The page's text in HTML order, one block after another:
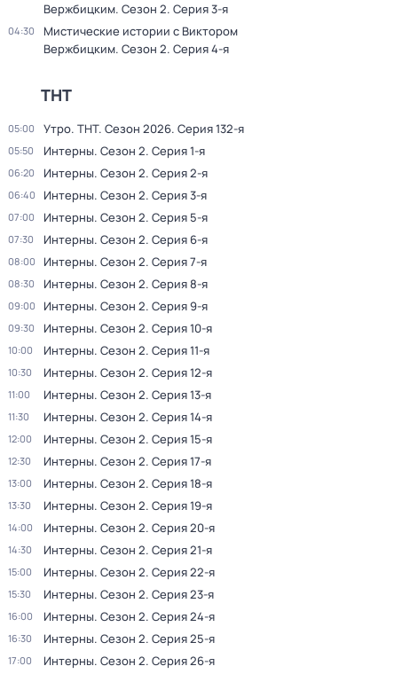
Вержбицким. Сезон 2. Серия 3-я
04:30
Мистические истории с Виктором
Вержбицким. Сезон 2. Серия 4-я
ТНТ
05:00 Утро. ТНТ. Сезон 2026. Серия 132-я
05:50 Интерны. Сезон 2. Серия 1-я
06:20 Интерны. Сезон 2. Серия 2-я
06:40 Интерны. Сезон 2. Серия 3-я
07:00 Интерны. Сезон 2. Серия 5-я
07:30 Интерны. Сезон 2. Серия 6-я
08:00 Интерны. Сезон 2. Серия 7-я
08:30 Интерны. Сезон 2. Серия 8-я
09:00 Интерны. Сезон 2. Серия 9-я
09:30 Интерны. Сезон 2. Серия 10-я
10:00 Интерны. Сезон 2. Серия 11-я
10:30 Интерны. Сезон 2. Серия 12-я
11:00 Интерны. Сезон 2. Серия 13-я
11:30 Интерны. Сезон 2. Серия 14-я
12:00 Интерны. Сезон 2. Серия 15-я
12:30 Интерны. Сезон 2. Серия 17-я
13:00 Интерны. Сезон 2. Серия 18-я
13:30 Интерны. Сезон 2. Серия 19-я
14:00 Интерны. Сезон 2. Серия 20-я
14:30 Интерны. Сезон 2. Серия 21-я
15:00 Интерны. Сезон 2. Серия 22-я
15:30 Интерны. Сезон 2. Серия 23-я
16:00 Интерны. Сезон 2. Серия 24-я
16:30 Интерны. Сезон 2. Серия 25-я
17:00 Интерны. Сезон 2. Серия 26-я